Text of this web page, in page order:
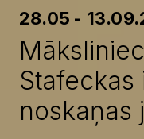
28.05 -
Stafeckas
noskaņas